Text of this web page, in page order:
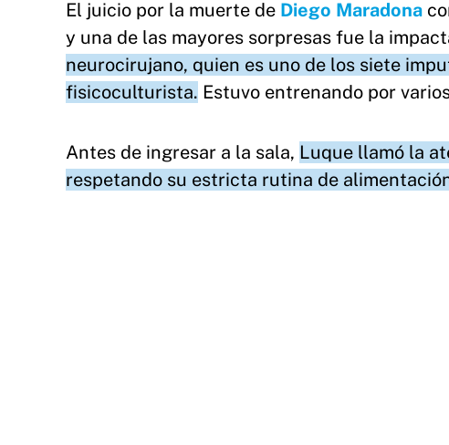
El juicio por la muerte de Diego Maradona
y una de las mayores sorpresas fue la
neurocirujano, quien es uno de los siete
fisicoculturista. Estuvo entrenando por
Antes de ingresar a la sala, Luque llamó la
respetando su estricta rutina de